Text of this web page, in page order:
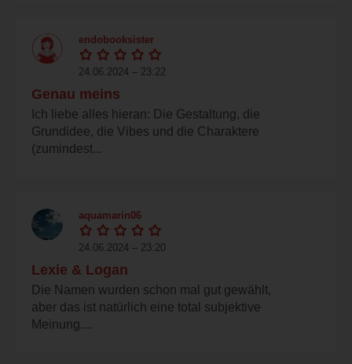
endobooksister
24.06.2024 – 23:22
Genau meins
Ich liebe alles hieran: Die Gestaltung, die
Grundidee, die Vibes und die Charaktere
(zumindest...
aquamarin06
24.06.2024 – 23:20
Lexie & Logan
Die Namen wurden schon mal gut gewählt,
aber das ist natürlich eine total subjektive
Meinung....